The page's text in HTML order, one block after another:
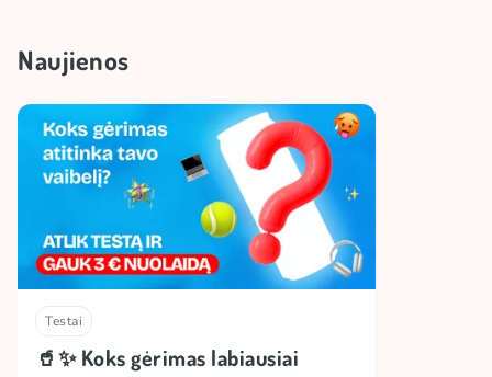
Naujienos
Testai
🥤✨ Koks gėrimas labiausiai